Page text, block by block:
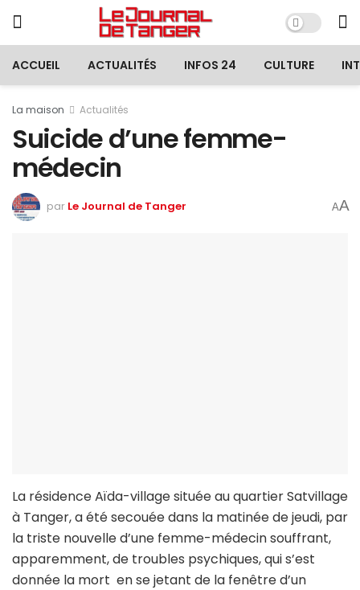
ACCUEIL ACTUALITÉS INFOS 24 CULTURE
La maison Actualités
Suicide d’une femme-
médecin
par Le Journal de Tanger AA
La résidence Aïda-village située au quartier Satvillage
à Tanger, a été secouée dans la matinée de jeudi, par
la triste nouvelle d’une femme-médecin souffrant,
apparemment, de troubles psychiques, qui s’est
donnée la mort en se jetant de la fenêtre d’un